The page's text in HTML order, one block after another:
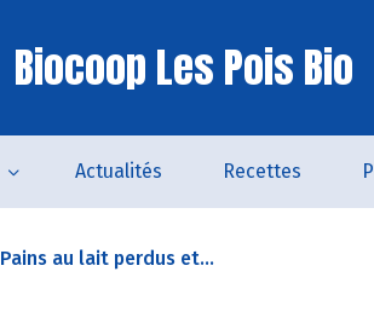
Biocoop Les Pois Bio
Actualités Recettes
Pains au lait perdus et...